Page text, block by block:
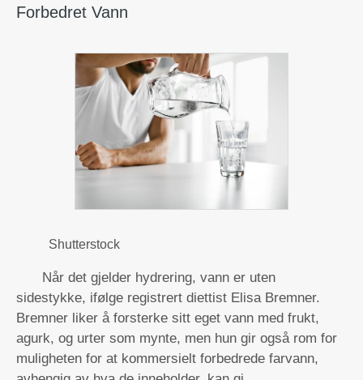
Forbedret Vann
Shutterstock
Når det gjelder hydrering, vann er uten
sidestykke, ifølge registrert diettist Elisa Bremner.
Bremner liker å forsterke sitt eget vann med frukt,
agurk, og urter som mynte, men hun gir også rom for
muligheten for at kommersielt forbedrede farvann,